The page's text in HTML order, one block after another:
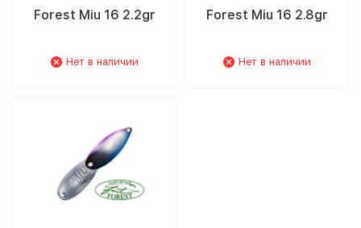
Forest Miu 16 2.2gr
Нет в наличии
Forest Miu 16 2.8gr
Нет в наличии